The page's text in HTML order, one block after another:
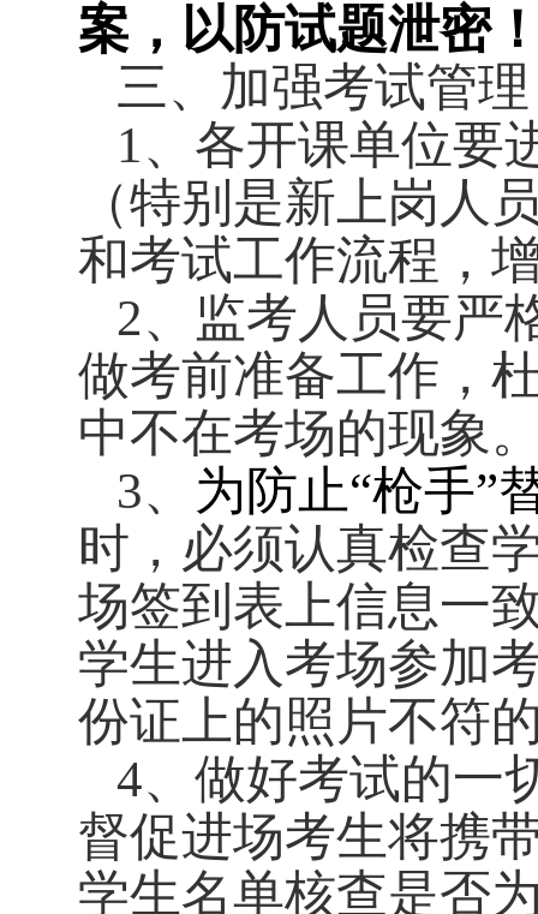
案，以防试题泄密
三、加强考试管
1、各开课单位要
（特别是新上岗人
和考试工作流程，
2、监考人员要严
做考前准备工作，
中不在考场的现象
3、 为防止“枪手”
时，必须认真检查
场签到表上信息一
学生进入考场参加
份证上的照片不符
4、 做好考试的一
督促进场考生将携
学生名单核查是否